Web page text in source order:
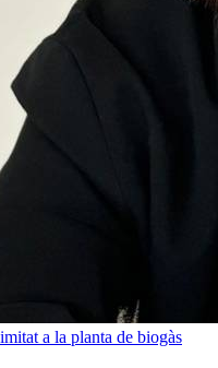
a la planta de biogàs